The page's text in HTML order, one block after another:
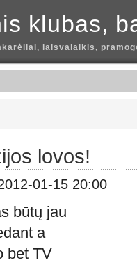
klubas,
laisvalaikis,
lovos!
01-15 20:00
būtų jau
a
bet TV